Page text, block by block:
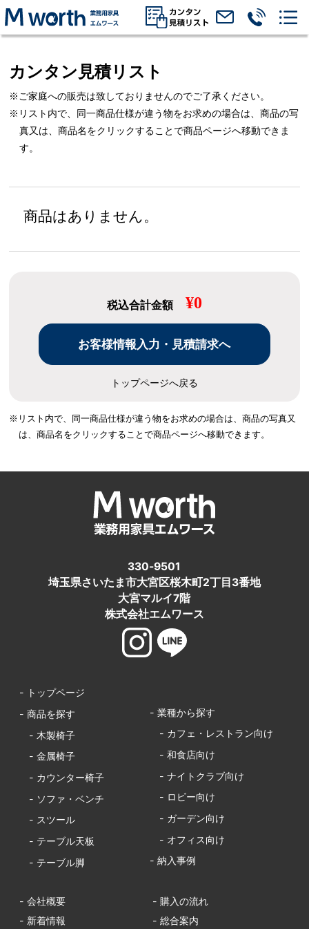
カンタン見積リスト
※ご家庭への販売は致しておりませんのでご了承ください。
※リスト内で、同一商品仕様が違う物をお求めの場合は、商品の写
真又は、商品名をクリックすることで商品ページへ移動できま
す。
商品はありません。
税込合計金額 ¥0
トップページへ戻る
※リスト内で、同一商品仕様が違う物をお求めの場合は、商品の写真又
は、商品名をクリックすることで商品ページへ移動できます。
330-9501
埼玉県さいたま市大宮区桜木町2丁目3番地
大宮マルイ7階
株式会社エムワース
- トップページ
- 商品を探す
- 木製椅子
- 金属椅子
- カウンター椅子
- ソファ・ベンチ
- スツール
- テーブル天板
- テーブル脚
- 業種から探す
- カフェ・レストラン向け
- 和食店向け
- ナイトクラブ向け
- ロビー向け
- ガーデン向け
- オフィス向け
- 納入事例
- 会社概要
- 購入の流れ
- 新着情報
- 総合案内